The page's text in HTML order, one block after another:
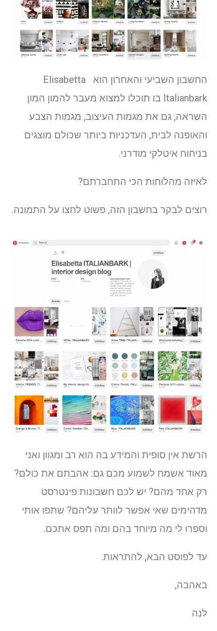
החשבון השביעי והאחרון הוא Elisabetta
Italianbark בו תוכלו למצוא מעבר להמון המון
השראה, גם את מגמות העיצוב, מגמות הצבע
והאופנה לבית, העדכניות ביותר שכולם מוצגים
בניחוח איטלקי מודרני.
לאיזה מהלוחות הכי התחברתם?
רוצים לבקר בחשבון הזה, פשוט לחצו על התמונה.
הרשת אין סופית והמידע בה הוא רב ומגוון ואני
מאוד אשמח לשמוע מכם גם: אהבתם את כולם?
רק אחד מהם? יש לכם חשבונות פינטרסט
מדהימים שאי אפשר לוותר עליהם? שתפו אותי
וספרו לי מה מיוחד בהם ומה תפס אתכם.
עד לפוסט הבא, להתראות.
באהבה,
לנה